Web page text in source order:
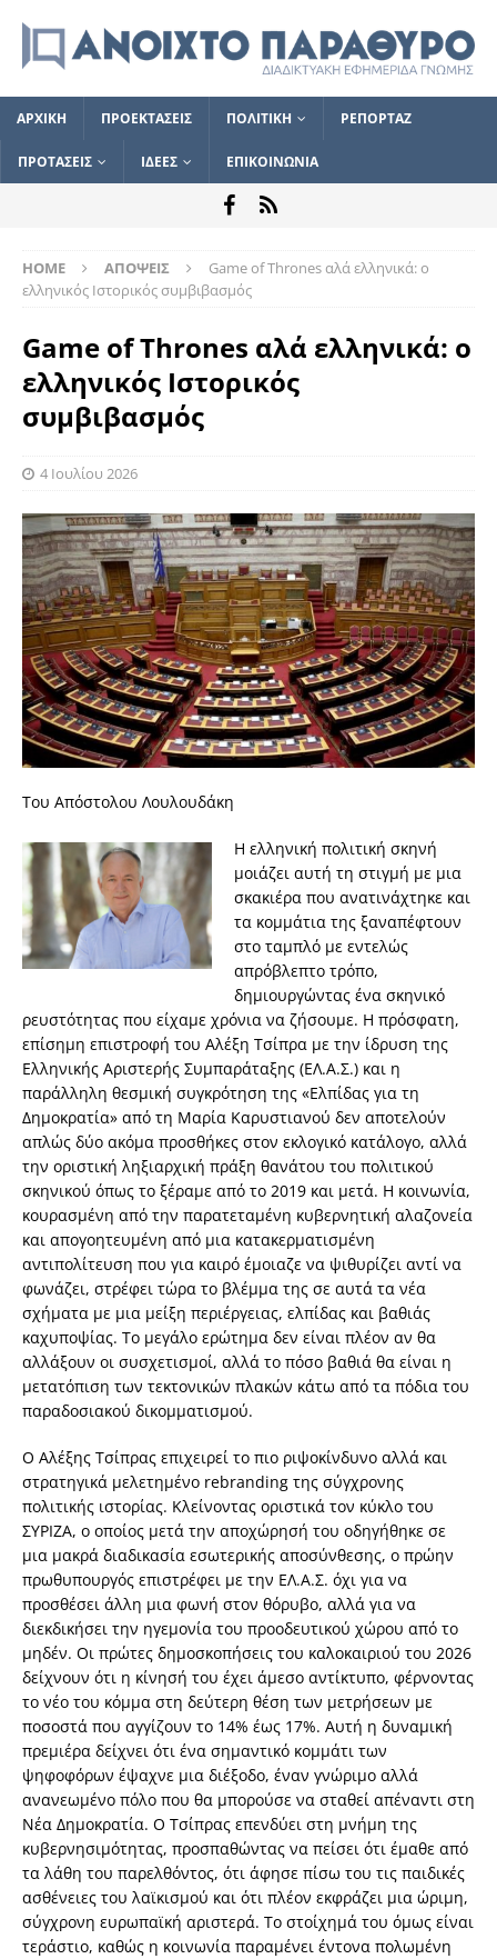
ΑΡΧΙΚΗ ΠΡΟΕΚΤΑΣΕΙΣ ΠΟΛΙΤΙΚΗ ΡΕΠΟΡΤΑΖ
ΠΡΟΤΑΣΕΙΣ ΙΔΕΕΣ ΕΠΙΚΟΙΝΩΝΙΑ
HOME ΑΠΟΨΕΙΣ
Game of Thrones αλά ελληνικά: ο
ελληνικός Ιστορικός συμβιβασμός
Game of Thrones αλά ελληνικά: ο
ελληνικός Ιστορικός
συμβιβασμός
4 Ιουλίου 2026
Του Απόστολου Λουλουδάκη
Η ελληνική πολιτική σκηνή
μοιάζει αυτή τη στιγμή με μια
σκακιέρα που ανατινάχτηκε και
τα κομμάτια της ξαναπέφτουν
στο ταμπλό με εντελώς
απρόβλεπτο τρόπο,
δημιουργώντας ένα σκηνικό
ρευστότητας που είχαμε χρόνια να ζήσουμε. Η πρόσφατη,
επίσημη επιστροφή του Αλέξη Τσίπρα με την ίδρυση της
Ελληνικής Αριστερής Συμπαράταξης (ΕΛ.Α.Σ.) και η
παράλληλη θεσμική συγκρότηση της «Ελπίδας για τη
Δημοκρατία» από τη Μαρία Καρυστιανού δεν αποτελούν
απλώς δύο ακόμα προσθήκες στον εκλογικό κατάλογο, αλλά
την οριστική ληξιαρχική πράξη θανάτου του πολιτικού
σκηνικού όπως το ξέραμε από το 2019 και μετά. Η κοινωνία,
κουρασμένη από την παρατεταμένη κυβερνητική αλαζονεία
και απογοητευμένη από μια κατακερματισμένη
αντιπολίτευση που για καιρό έμοιαζε να ψιθυρίζει αντί να
φωνάζει, στρέφει τώρα το βλέμμα της σε αυτά τα νέα
σχήματα με μια μείξη περιέργειας, ελπίδας και βαθιάς
καχυποψίας. Το μεγάλο ερώτημα δεν είναι πλέον αν θα
αλλάξουν οι συσχετισμοί, αλλά το πόσο βαθιά θα είναι η
μετατόπιση των τεκτονικών πλακών κάτω από τα πόδια του
παραδοσιακού δικομματισμού.
Ο Αλέξης Τσίπρας επιχειρεί το πιο ριψοκίνδυνο αλλά και
στρατηγικά μελετημένο rebranding της σύγχρονης
πολιτικής ιστορίας. Κλείνοντας οριστικά τον κύκλο του
ΣΥΡΙΖΑ, ο οποίος μετά την αποχώρησή του οδηγήθηκε σε
μια μακρά διαδικασία εσωτερικής αποσύνθεσης, ο πρώην
πρωθυπουργός επιστρέφει με την ΕΛ.Α.Σ. όχι για να
προσθέσει άλλη μια φωνή στον θόρυβο, αλλά για να
διεκδικήσει την ηγεμονία του προοδευτικού χώρου από το
μηδέν. Οι πρώτες δημοσκοπήσεις του καλοκαιριού του 2026
δείχνουν ότι η κίνησή του έχει άμεσο αντίκτυπο, φέρνοντας
το νέο του κόμμα στη δεύτερη θέση των μετρήσεων με
ποσοστά που αγγίζουν το 14% έως 17%. Αυτή η δυναμική
πρεμιέρα δείχνει ότι ένα σημαντικό κομμάτι των
ψηφοφόρων έψαχνε μια διέξοδο, έναν γνώριμο αλλά
ανανεωμένο πόλο που θα μπορούσε να σταθεί απέναντι στη
Νέα Δημοκρατία. Ο Τσίπρας επενδύει στη μνήμη της
κυβερνησιμότητας, προσπαθώντας να πείσει ότι έμαθε από
τα λάθη του παρελθόντος, ότι άφησε πίσω του τις παιδικές
ασθένειες του λαϊκισμού και ότι πλέον εκφράζει μια ώριμη,
σύγχρονη ευρωπαϊκή αριστερά. Το στοίχημά του όμως είναι
τεράστιο, καθώς η κοινωνία παραμένει έντονα πολωμένη